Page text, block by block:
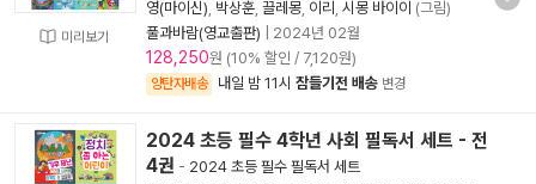
미리보기
영(마이신) 박상훈 끌레몽 이리 시몽 바이이 (그림)
풀과바람(영교출판)
2024년 02월
128,250원 (10% 할인 / 7,120원)
양탄자배송 내일 밤 11시 잠들기전 배송 변경
2024 초등 필수 4학년 사회 필독서 세트 - 전
4권 - 2024 초등 필수 필독서 세트